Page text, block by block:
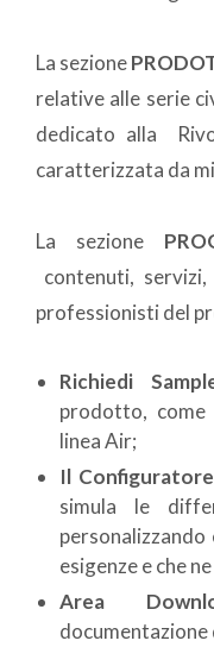
La sezione
relative alle serie
dedicato alla
caratterizzata da
La sezione
contenuti,
professionisti del
Richiedi
prodotto, come
linea Air;
Il Configuratore
simula le
esigenze e che
Area
documentazione